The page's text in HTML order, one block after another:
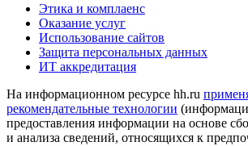
Этика и комплаенс
Оказание услуг
Использование сайтов
Защита персональных данных
ИТ аккредитация
На информационном ресурсе hh.ru
рекомендательные технологии
предоставления информации на основе
и анализа сведений, относящихся к